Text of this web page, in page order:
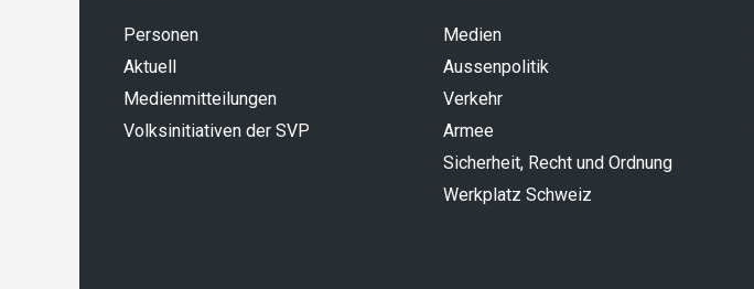
Personen
Aktuell
Medienmitteilungen
Volksinitiativen der SVP
Medien
Aussenpolitik
Verkehr
Armee
Sicherheit, Recht und Ordnung
Werkplatz Schweiz